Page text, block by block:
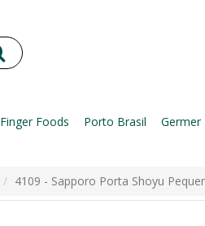
Finger Foods Porto Brasil Germer
4109 - Sapporo Porta Shoyu